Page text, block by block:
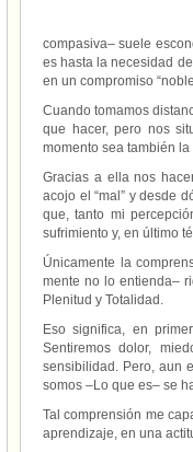
compasiva– suele
es hasta la necesidad
en un compromiso
Cuando tomamos
que hacer, pero nos
momento sea también
Gracias a ella nos
acojo el “mal” y desde
que, tanto mi
sufrimiento y, en último
Únicamente la
mente no lo entienda–
Plenitud y Totalidad.
Eso significa, en
Sentiremos dolor,
sensibilidad. Pero, aun
somos –Lo que es– se
Tal comprensión me
aprendizaje, en una